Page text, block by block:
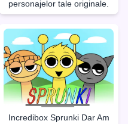
personajelor tale originale.
Incredibox Sprunki Dar Am